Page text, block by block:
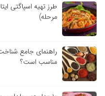
مرحله)
راهنمای جامع
مناسب است؟